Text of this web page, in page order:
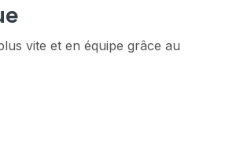
vite et en équipe grâce au